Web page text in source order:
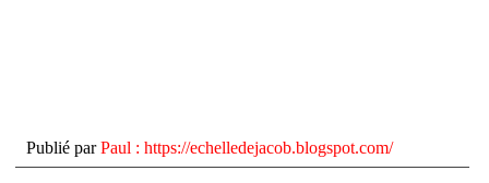
Publié par Paul : https://echelledejacob.blogspot.com/